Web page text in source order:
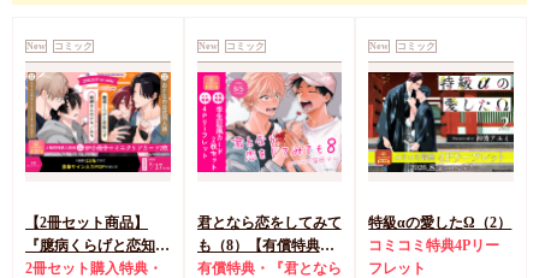
New コミック
【2冊セット商品】
『臆病くらげと恋知ら
ず【有償】+柴崎さん
2冊セット購入特典・
New コミック
君となら恋をしてみて
も（8）【有償特典・
学生証風カード2枚セ
有償特典・『君となら
New コミック
特級αの愛したΩ（2）
コミコミ特典4Pリー
フレット